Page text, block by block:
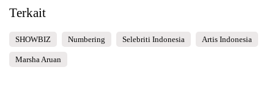
Terkait
SHOWBIZ Numbering Selebriti Indonesia Artis Indonesia
Marsha Aruan